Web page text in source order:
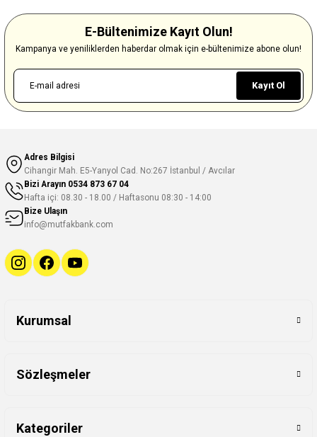
E-Bültenimize Kayıt Olun!
Kampanya ve yeniliklerden haberdar olmak için e-bültenimize abone olun!
Kayıt Ol
Adres Bilgisi
Cihangir Mah. E5-Yanyol Cad. No:267 İstanbul / Avcılar
Bizi Arayın 0534 873 67 04
Hafta içi: 08.30 - 18.00 / Haftasonu 08:30 - 14:00
Bize Ulaşın
info@mutfakbank.com
Kurumsal
Sözleşmeler
Kategoriler